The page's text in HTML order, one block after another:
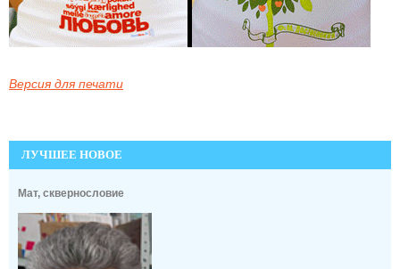
Версия для печати
ЛУЧШЕЕ НОВОЕ
Мат, сквернословие